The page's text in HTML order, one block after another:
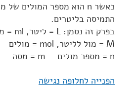
התמיסה בליטרים.
בפרק זה נסמן: L = ליטר, ml = מ"ל, gr = גרם,
M = מול לליטר, mol = מולים
n = מספר מולים m = מסה V = נפח התמיסה
הפנייה לחלופה נגישה